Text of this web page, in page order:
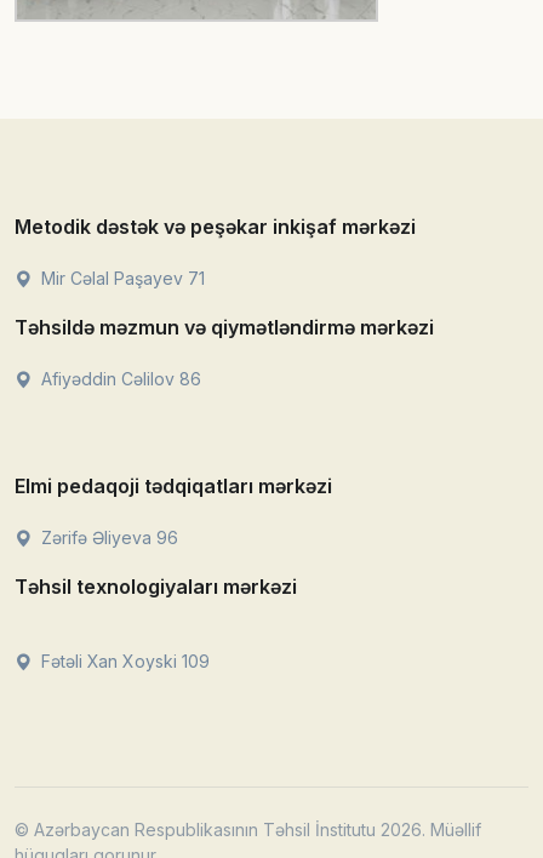
Metodik dəstək və peşəkar inkişaf mərkəzi
Mir Cəlal Paşayev 71
Təhsildə məzmun və qiymətləndirmə mərkəzi
Afiyəddin Cəlilov 86
Elmi pedaqoji tədqiqatları mərkəzi
Zərifə Əliyeva 96
Təhsil texnologiyaları mərkəzi
Fətəli Xan Xoyski 109
© Azərbaycan Respublikasının Təhsil İnstitutu 2026. Müəllif